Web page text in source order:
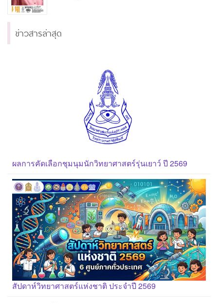
ข่าวสารล่าสุด
ผลการคัดเลือกชุมนุมนักวิทยาศาสตร์รุ่นเยาว์ ปี 2569
สัปดาห์วิทยาศาสตร์แห่งชาติ ประจำปี 2569